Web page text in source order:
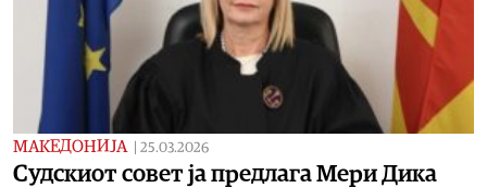
МАКЕДОНИЈА 25.03.2026
Судскиот совет ја предлага Мери Дика